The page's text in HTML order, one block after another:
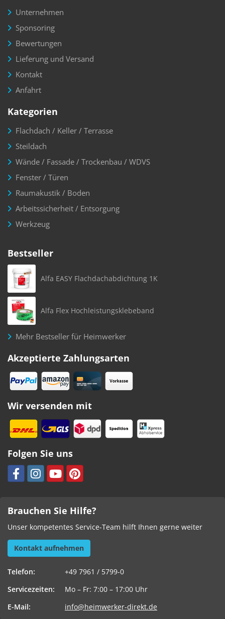
Unternehmen
Sponsoring
Bewertungen
Lieferung und Versand
Kontakt
Anfahrt
Kategorien
Flachdach / Keller / Terrasse
Steildach
Wände / Fassade / Trockenbau / WDVS
Fenster / Türen
Raumakustik / Boden
Arbeitssicherheit / Entsorgung
Werkzeug
Bestseller
Alfa EASY Flachdachabdichtung 1K
Alfa Flex Hochleistungsklebeband
Mehr Bestseller für Heimwerker
Akzeptierte Zahlungsarten
Wir versenden mit
Folgen Sie uns
Brauchen Sie Hilfe?
Unser kompetentes Service-Team hilft Ihnen gerne weiter
Kontakt aufnehmen
Telefon:
+49 7961 / 5799-0
Servicezeiten:
Mo – Fr: 7:00 – 17:00 Uhr
E-Mail:
info@heimwerker-direkt.de